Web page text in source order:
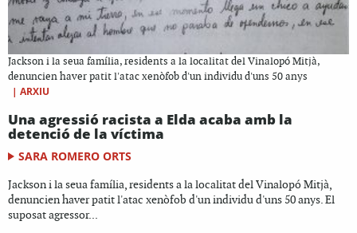
Jackson i la seua família, residents a la localitat del Vinalopó Mitjà,
denuncien haver patit l'atac xenòfob d'un individu d'uns 50 anys
| ARXIU
Una agressió racista a Elda acaba amb la
detenció de la víctima
SARA ROMERO ORTS
Jackson i la seua família, residents a la localitat del Vinalopó Mitjà,
denuncien haver patit l'atac xenòfob d'un individu d'uns 50 anys. El
suposat agressor...